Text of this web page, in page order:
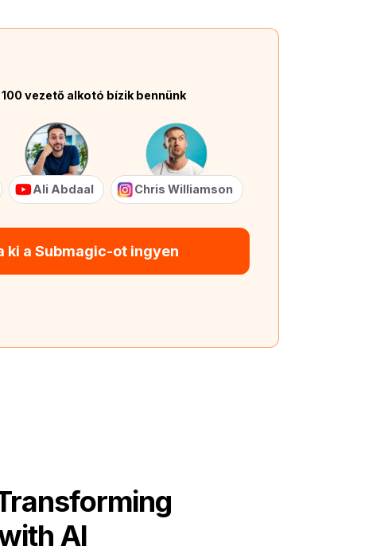
vezető alkotó bízik bennünk
Ali Abdaal Chris Williamson
ki a Submagic-ot ingyen
AI